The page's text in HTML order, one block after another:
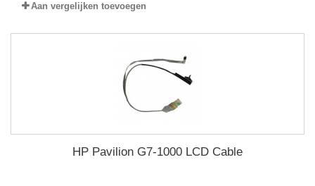
Aan vergelijken toevoegen
HP Pavilion G7-1000 LCD Cable